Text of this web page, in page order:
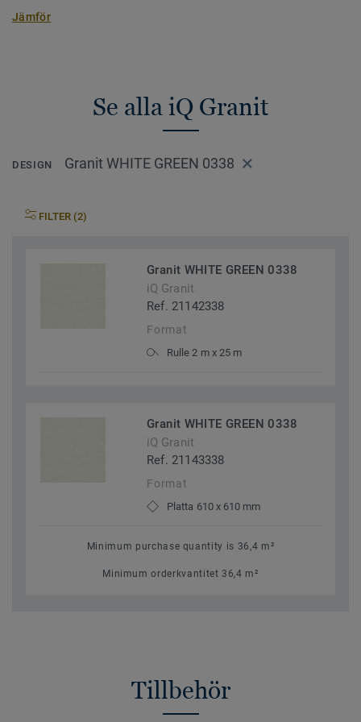
Jämför
Se alla iQ Granit
DESIGN Granit WHITE GREEN 0338
FILTER (2)
Granit WHITE GREEN 0338
iQ Granit
Ref. 21142338
Format
Rulle 2 m x 25 m
Granit WHITE GREEN 0338
iQ Granit
Ref. 21143338
Format
Platta 610 x 610 mm
Minimum purchase quantity is 36,4 m²
Minimum orderkvantitet 36,4 m²
Tillbehör